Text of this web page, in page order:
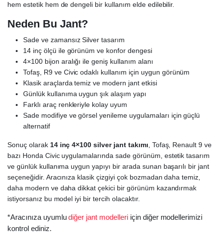
hem estetik hem de dengeli bir kullanım elde edilebilir.
Neden Bu Jant?
Sade ve zamansız Silver tasarım
14 inç ölçü ile görünüm ve konfor dengesi
4×100 bijon aralığı ile geniş kullanım alanı
Tofaş, R9 ve Civic odaklı kullanım için uygun görünüm
Klasik araçlarda temiz ve modern jant etkisi
Günlük kullanıma uygun şık alaşım yapı
Farklı araç renkleriyle kolay uyum
Sade modifiye ve görsel yenileme uygulamaları için güçlü
alternatif
Sonuç olarak 14 inç 4×100 silver jant takımı , Tofaş, Renault 9 ve
bazı Honda Civic uygulamalarında sade görünüm, estetik tasarım
ve günlük kullanıma uygun yapıyı bir arada sunan başarılı bir jant
seçeneğidir. Aracınıza klasik çizgiyi çok bozmadan daha temiz,
daha modern ve daha dikkat çekici bir görünüm kazandırmak
istiyorsanız bu model iyi bir tercih olacaktır.
*Aracınıza uyumludiğer jant modelleriiçin diğer modellerimizi
kontrol ediniz.